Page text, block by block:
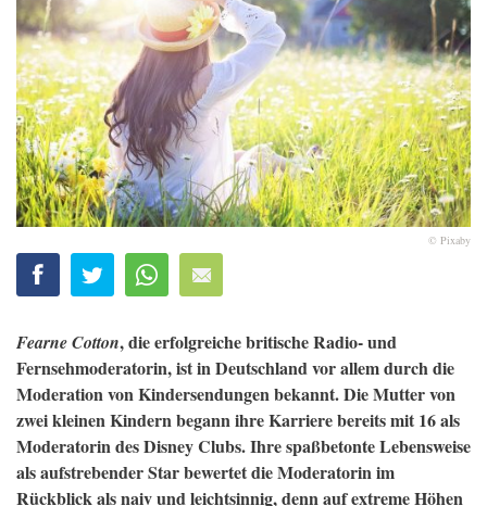
© Pixaby
Fearne Cotton, die erfolgreiche britische Radio- und
Fernsehmoderatorin, ist in Deutschland vor allem durch die
Moderation von Kindersendungen bekannt. Die Mutter von
zwei kleinen Kindern begann ihre Karriere bereits mit 16 als
Moderatorin des Disney Clubs. Ihre spaßbetonte Lebensweise
als aufstrebender Star bewertet die Moderatorin im
Rückblick als naiv und leichtsinnig, denn auf extreme Höhen